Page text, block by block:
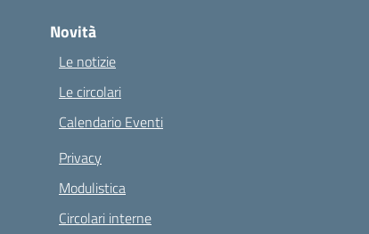
Novità
Le notizie
Le circolari
Calendario Eventi
Privacy
Modulistica
Circolari interne